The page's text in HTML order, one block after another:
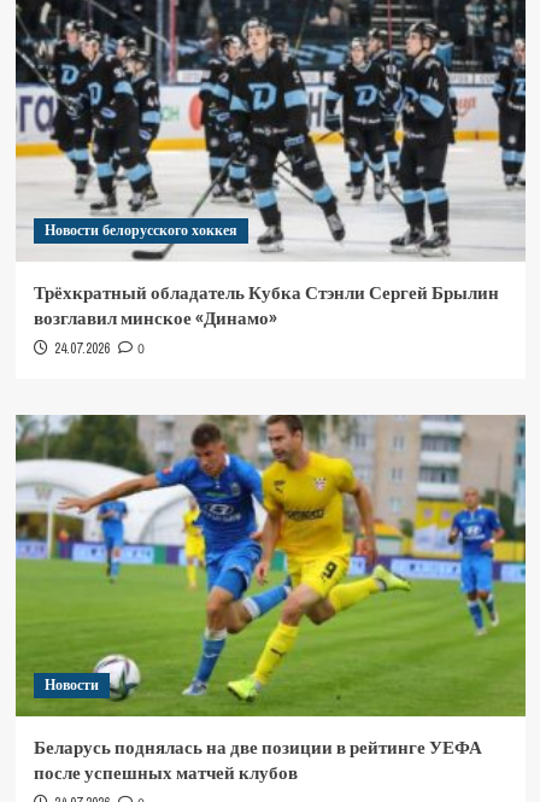
Новости белорусского хоккея
Трёхкратный обладатель Кубка Стэнли Сергей Брылин
возглавил минское «Динамо»
24.07.2026 0
Новости
Беларусь поднялась на две позиции в рейтинге УЕФА
после успешных матчей клубов